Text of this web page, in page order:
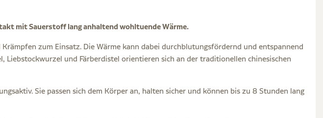
mit Sauerstoff lang anhaltend wohltuende Wärme.
zum Einsatz. Die Wärme kann dabei durchblutungsfördernd und entspannend
Liebstockwurzel und Färberdistel orientieren sich an der traditionellen chinesischen
Sie passen sich dem Körper an, halten sicher und können bis zu 8 Stunden lang